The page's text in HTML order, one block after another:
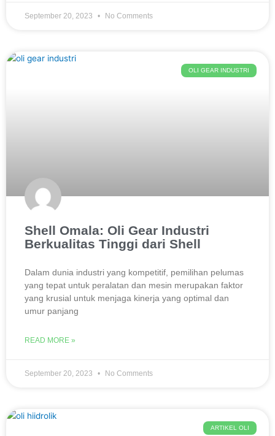
September 20, 2023 No Comments
OLI GEAR INDUSTRI
Shell Omala: Oli Gear Industri
Berkualitas Tinggi dari Shell
Dalam dunia industri yang kompetitif, pemilihan pelumas
yang tepat untuk peralatan dan mesin merupakan faktor
yang krusial untuk menjaga kinerja yang optimal dan
umur panjang
READ MORE »
September 20, 2023 No Comments
ARTIKEL OLI